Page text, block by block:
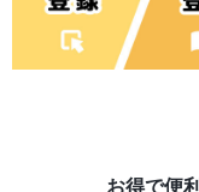
お得で便